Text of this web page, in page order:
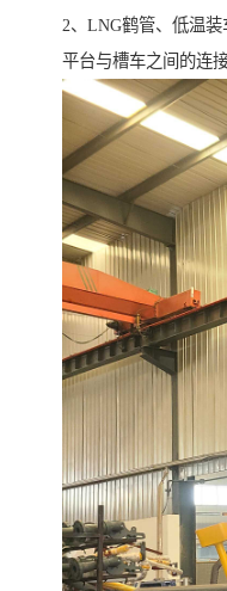
2、LNG鹤管、低温
平台与槽车之间的连